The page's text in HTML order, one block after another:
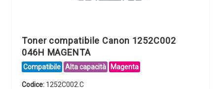
Toner compatibile Canon 1252C002
046H MAGENTA
Compatibile Alta capacità Magenta
Codice: 1252C002.C